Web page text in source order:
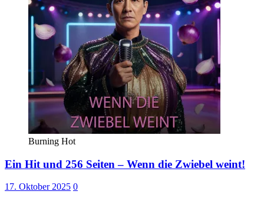
Burning Hot
Ein Hit und 256 Seiten – Wenn die Zwiebel weint!
17. Oktober 2025 0